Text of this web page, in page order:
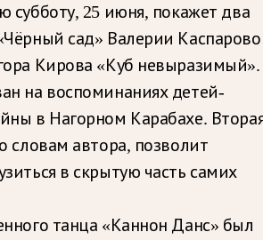
субботу, 25 июня, покажет два
сад» Валерии
Кирова «Куб невыразимый».
на воспоминаниях детей-
в Нагорном Карабахе.
словам автора, позволит
в скрытую часть самих
танца «Каннон Данс» был